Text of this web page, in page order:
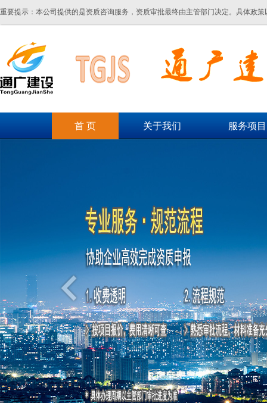
重要提示：本公司提供的是资质咨询服务，资质审批最终由主管部门决定。具体政
首 页 关于我们 服务项目